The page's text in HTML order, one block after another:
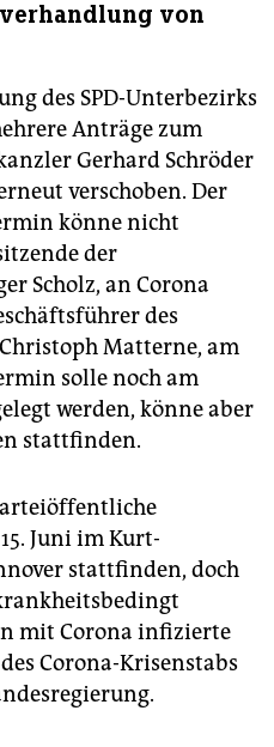
von
des SPD-Unterbezirks
Anträge zum
Gerhard Schröder
verschoben. Der
könne nicht
der
Scholz, an Corona
des
Matterne, am
solle noch am
werden, könne aber
stattfinden.
Juni im Kurt-
stattfinden, doch
mit Corona infizierte
Corona-Krisenstabs